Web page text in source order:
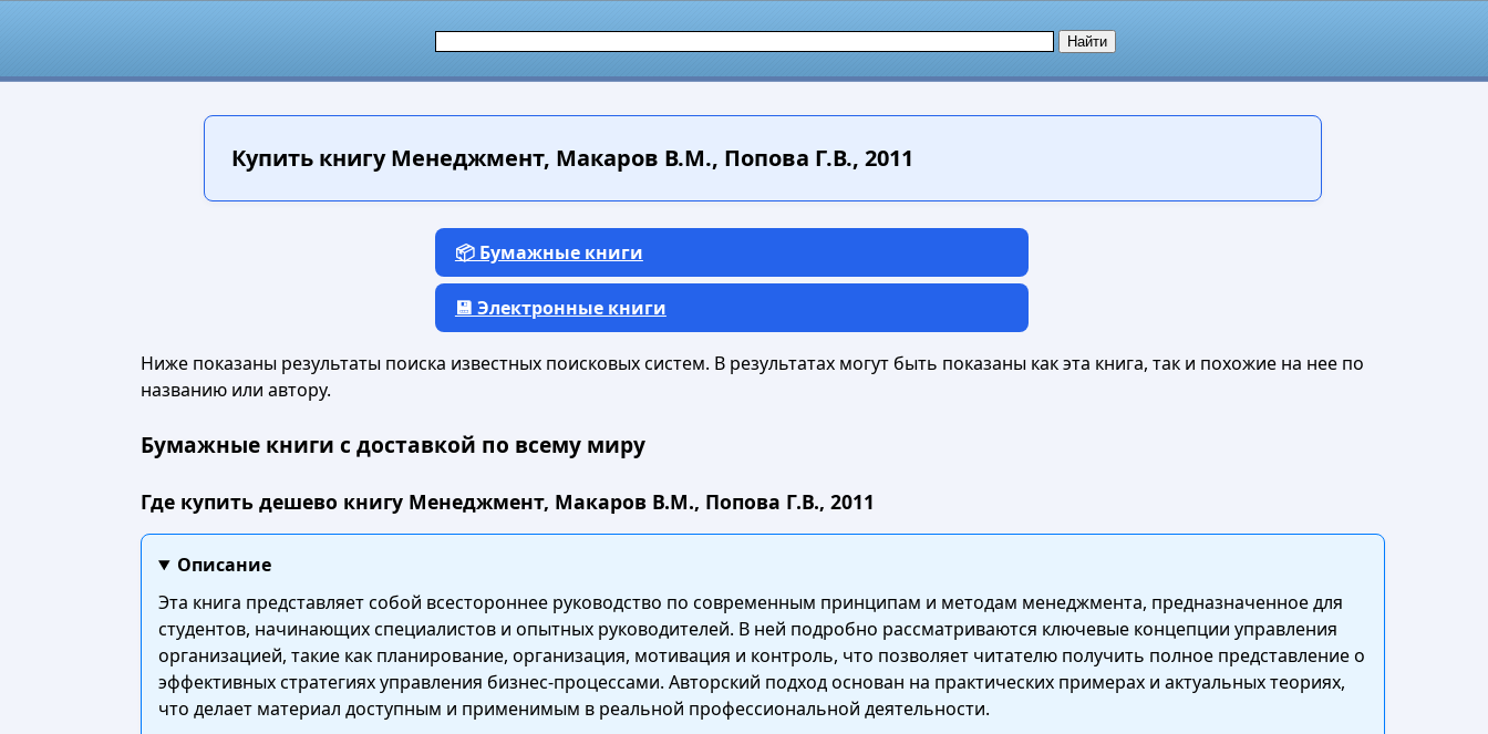
Купить книгуМенеджмент, Макаров В.М., Попова Г.В., 2011
📦 Бумажные книги
💾 Электронные книги
Ниже показаны результаты поиска известных поисковых систем. В результатах могут быть показаны как эта книга, так и похожие на нее по
названию или автору.
Бумажные книги с доставкой по всему миру
Где купить дешево книгу Менеджмент, Макаров В.М., Попова Г.В., 2011
Описание
Эта книга представляет собой всестороннее руководство по современным принципам и методам менеджмента, предназначенное для
студентов, начинающих специалистов и опытных руководителей. В ней подробно рассматриваются ключевые концепции управления
организацией, такие как планирование, организация, мотивация и контроль, что позволяет читателю получить полное представление о
эффективных стратегиях управления бизнес-процессами. Авторский подход основан на практических примерах и актуальных теориях,
что делает материал доступным и применимым в реальной профессиональной деятельности.